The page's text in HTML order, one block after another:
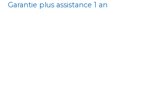
Garantie plus assistance 1 an